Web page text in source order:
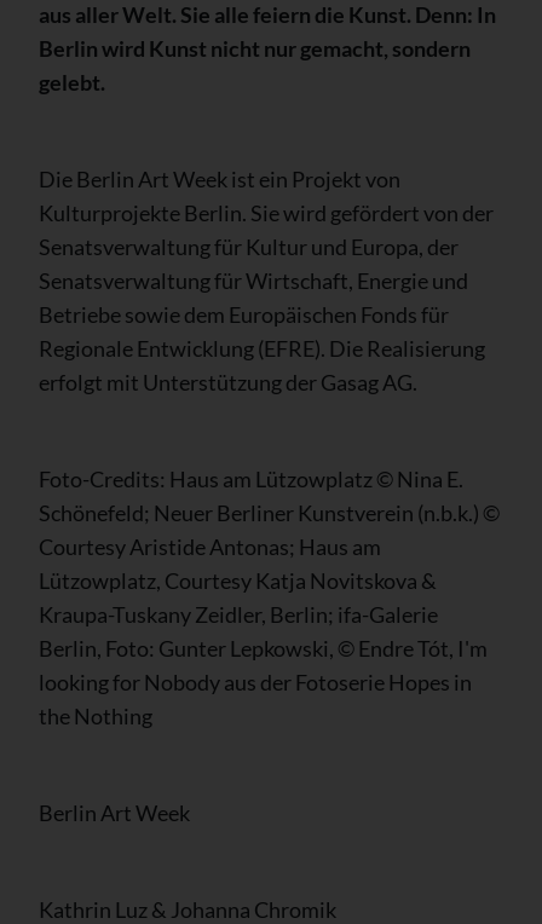
aus aller Welt. Sie alle feiern die Kunst. Denn: In
Berlin wird Kunst nicht nur gemacht, sondern
gelebt.
Die Berlin Art Week ist ein Projekt von
Kulturprojekte Berlin. Sie wird gefördert von der
Senatsverwaltung für Kultur und Europa, der
Senatsverwaltung für Wirtschaft, Energie und
Betriebe sowie dem Europäischen Fonds für
Regionale Entwicklung (EFRE). Die Realisierung
erfolgt mit Unterstützung der Gasag AG.
Foto-Credits: Haus am Lützowplatz © Nina E.
Schönefeld; Neuer Berliner Kunstverein (n.b.k.) ©
Courtesy Aristide Antonas; Haus am
Lützowplatz, Courtesy Katja Novitskova &
Kraupa-Tuskany Zeidler, Berlin; ifa-Galerie
Berlin, Foto: Gunter Lepkowski, © Endre Tót, I'm
looking for Nobody aus der Fotoserie Hopes in
the Nothing
Berlin Art Week ­
Kathrin Luz & Johanna Chromik